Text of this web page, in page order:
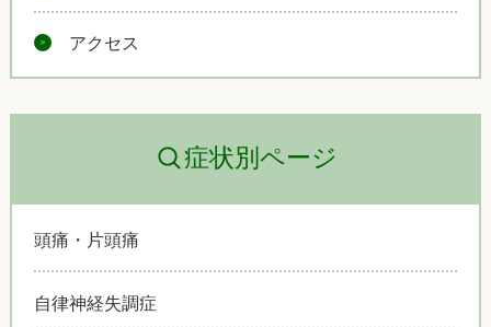
アクセス
症状別ページ
頭痛・片頭痛
自律神経失調症